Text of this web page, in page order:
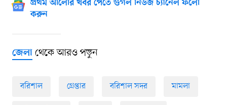
প্রথম আলোর খবর পেতে গুগল নিউজ চ্যানেল ফলো
করুন
জেলাথেকে আরও পড়ুন
বরিশাল গ্রেপ্তার বরিশাল সদর মামলা